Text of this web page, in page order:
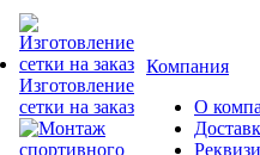
Изготовление
сетки на заказ
Компания
О